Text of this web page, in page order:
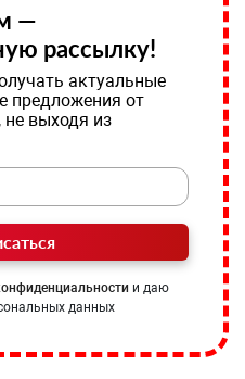
—
рассылку!
актуальные
предложения от
не выходя из
и даю
данных